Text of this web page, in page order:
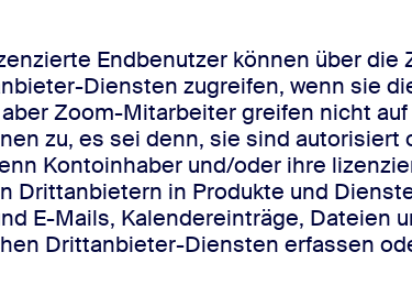
Endbenutzer können über die
Diensten zugreifen, wenn sie
Zoom-Mitarbeiter greifen nicht
zu, es sei denn, sie sind autorisiert
Kontoinhaber und/oder ihre
Drittanbietern in Produkte und
E-Mails, Kalendereinträge, Dateien
Drittanbieter-Diensten erfassen